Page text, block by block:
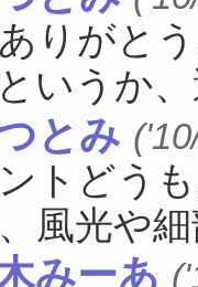
りがと
いうか
とみ
トどう
風光や
みーあ